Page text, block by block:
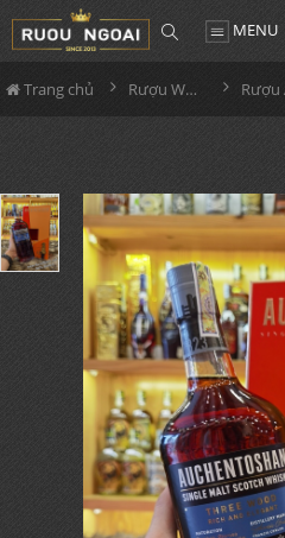
MENU
Trang chủ Rượu Whisky